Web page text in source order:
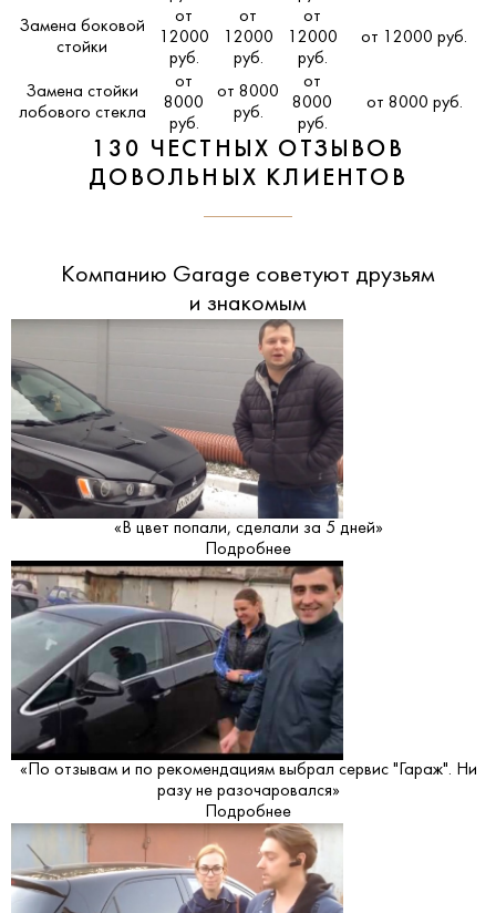
Замена боковой
стойки
от
12000
руб.
от
12000
руб.
от
12000
руб.
от 12000 руб.
Замена стойки
лобового стекла
от
8000
руб.
от 8000
руб.
от
8000
руб.
от 8000 руб.
130 ЧЕСТНЫХ ОТЗЫВОВ
ДОВОЛЬНЫХ КЛИЕНТОВ
Компанию Garage советуют друзьям
и знакомым
«В цвет попали, сделали за 5 дней»
Подробнее
«По отзывам и по рекомендациям выбрал сервис "Гараж". Ни
разу не разочаровался»
Подробнее